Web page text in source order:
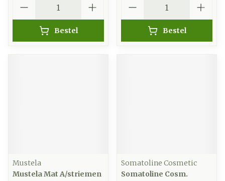
Bestel Bestel
Mustela
Mustela Mat A/striemen
Somatoline Cosmetic
Somatoline Cosm.